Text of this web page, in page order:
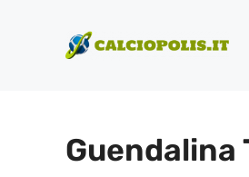
contenuto
Guendalina